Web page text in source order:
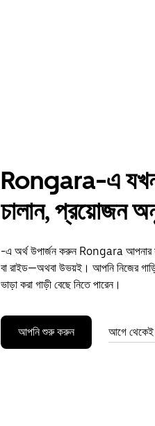
Rongara-এ যখন
চালান, প্রয়োজন
-এ অর্থ উপার্জন করুন Rongara আপনার
বা রাইড—অথবা উভয়ই। আপনি নিজের
ভাড়া করা গাড়ী বেছে নিতে পারেন।
আপনি শুরু করুন আগে থেকেই